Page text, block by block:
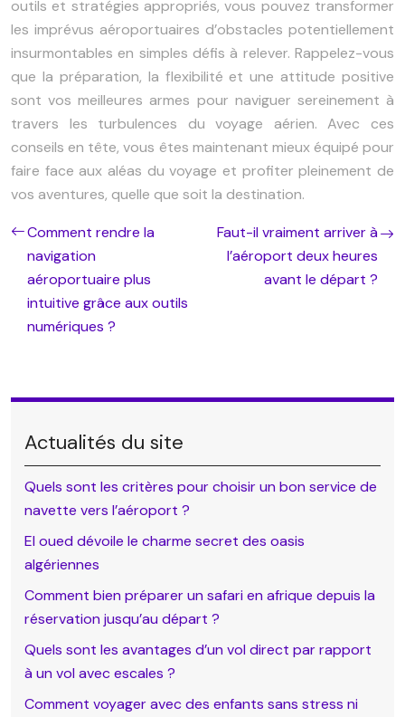
outils et stratégies appropriés, vous pouvez transformer
les imprévus aéroportuaires d’obstacles potentiellement
insurmontables en simples défis à relever. Rappelez-vous
que la préparation, la flexibilité et une attitude positive
sont vos meilleures armes pour naviguer sereinement à
travers les turbulences du voyage aérien. Avec ces
conseils en tête, vous êtes maintenant mieux équipé pour
faire face aux aléas du voyage et profiter pleinement de
vos aventures, quelle que soit la destination.
Comment rendre la
navigation
aéroportuaire plus
intuitive grâce aux outils
numériques ?
Faut-il vraiment arriver à
l’aéroport deux heures
avant le départ ?
Actualités du site
Quels sont les critères pour choisir un bon service de
navette vers l’aéroport ?
El oued dévoile le charme secret des oasis
algériennes
Comment bien préparer un safari en afrique depuis la
réservation jusqu’au départ ?
Quels sont les avantages d’un vol direct par rapport
à un vol avec escales ?
Comment voyager avec des enfants sans stress ni